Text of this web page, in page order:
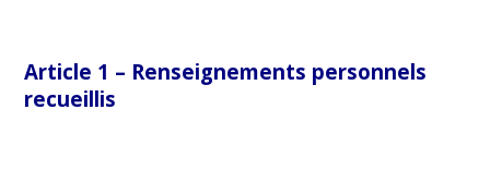
Article 1 – Renseignements personnels
recueillis